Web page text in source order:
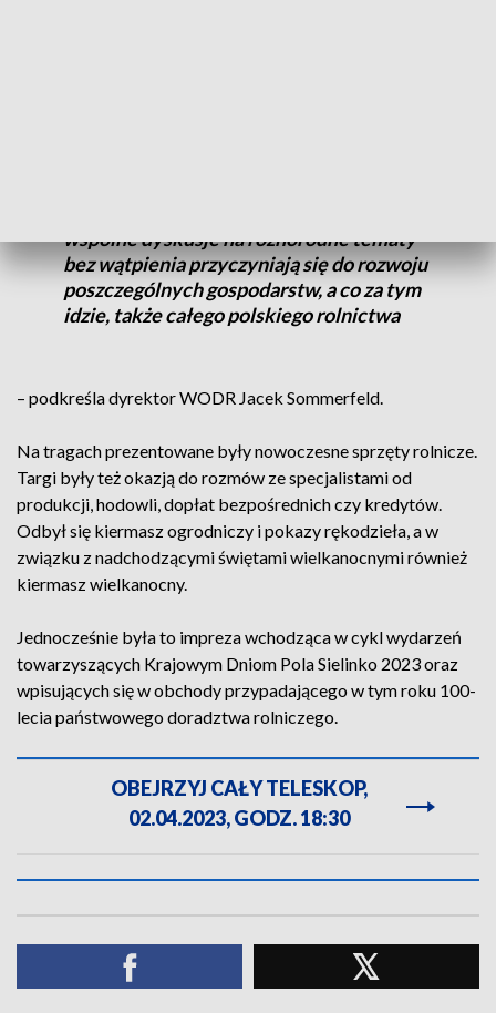
wspólne dyskusje na różnorodne tematy
bez wątpienia przyczyniają się do rozwoju
poszczególnych gospodarstw, a co za tym
idzie, także całego polskiego rolnictwa
– podkreśla dyrektor WODR Jacek Sommerfeld.
Na tragach prezentowane były nowoczesne sprzęty rolnicze.
Targi były też okazją do rozmów ze specjalistami od
produkcji, hodowli, dopłat bezpośrednich czy kredytów.
Odbył się kiermasz ogrodniczy i pokazy rękodzieła, a w
związku z nadchodzącymi świętami wielkanocnymi również
kiermasz wielkanocny.
Jednocześnie była to impreza wchodząca w cykl wydarzeń
towarzyszących Krajowym Dniom Pola Sielinko 2023 oraz
wpisujących się w obchody przypadającego w tym roku 100-
lecia państwowego doradztwa rolniczego.
OBEJRZYJ CAŁY TELESKOP,
02.04.2023, GODZ. 18:30